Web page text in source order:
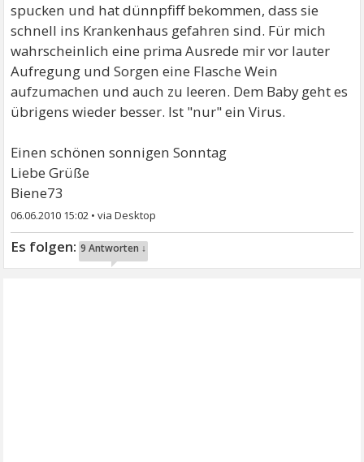
spucken und hat dünnpfiff bekommen, dass sie
schnell ins Krankenhaus gefahren sind. Für mich
wahrscheinlich eine prima Ausrede mir vor lauter
Aufregung und Sorgen eine Flasche Wein
aufzumachen und auch zu leeren. Dem Baby geht es
übrigens wieder besser. Ist "nur" ein Virus.
Einen schönen sonnigen Sonntag
Liebe Grüße
Biene73
06.06.2010 15:02 •
9 Antworten ↓